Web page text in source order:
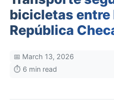
bicicletas entre
República
📅 March 13, 2026
⏱️ 6 min read